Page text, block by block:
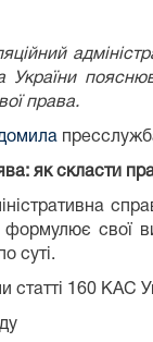
України
права.
як скласти
формулює свої
суті.
статті 160 КАС